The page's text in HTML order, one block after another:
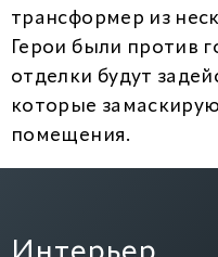
трансформер из
Герои были против
отделки будут
которые
помещения.